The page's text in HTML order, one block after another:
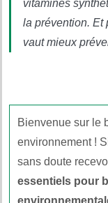
vitamines
la prévention. Et
vaut mieux
Bienvenue sur le
environnement !
sans doute
essentiels pour